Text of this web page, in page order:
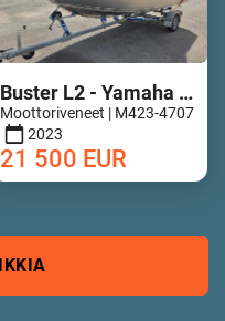
Buster L2 - Yamaha 50hp - 14h !
Moottoriveneet | M423-4707
2023
21 500 EUR